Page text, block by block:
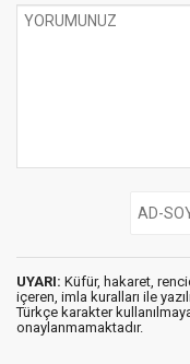
UYARI: Küfür, hakaret,
içeren, imla kuralları ile
Türkçe karakter
onaylanmamaktadır.